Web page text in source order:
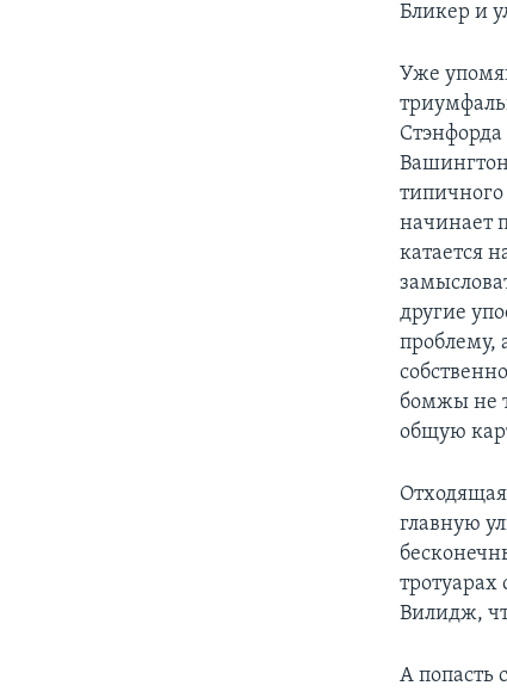
Бликер и
Уже
типичного
начинает
катается
другие
проблему,
бомжы не
общую
главную
тротуарах
Вилидж,
А попасть